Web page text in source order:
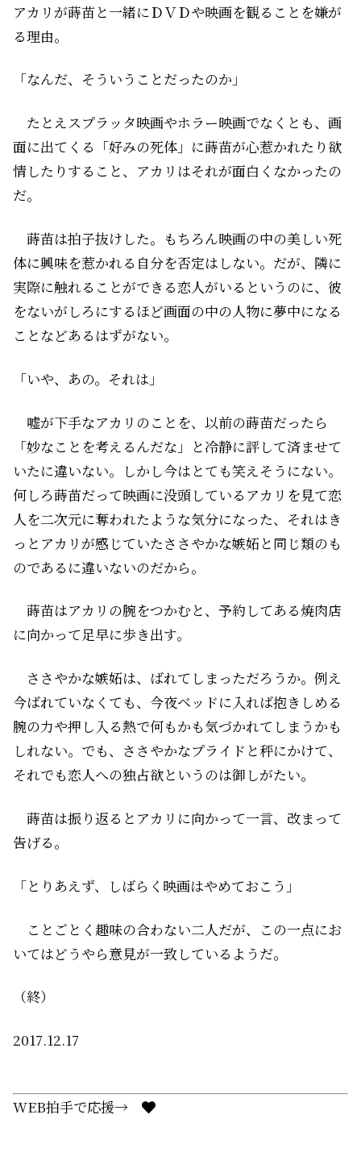
――アカリが蒔苗と一緒にＤＶＤや映画を観ることを嫌が
る理由。
「なんだ、そういうことだったのか」
たとえスプラッタ映画やホラー映画でなくとも、画
面に出てくる「好みの死体」に蒔苗が心惹かれたり欲
情したりすること、アカリはそれが面白くなかったの
だ。
蒔苗は拍子抜けした。もちろん映画の中の美しい死
体に興味を惹かれる自分を否定はしない。だが、隣に
実際に触れることができる恋人がいるというのに、彼
をないがしろにするほど画面の中の人物に夢中になる
ことなどあるはずがない。
「いや、あの。それは」
嘘が下手なアカリのことを、以前の蒔苗だったら
「妙なことを考えるんだな」と冷静に評して済ませて
いたに違いない。しかし今は――とても笑えそうにない。
何しろ蒔苗だって映画に没頭しているアカリを見て恋
人を二次元に奪われたような気分になった、それはき
っとアカリが感じていたささやかな嫉妬と同じ類のも
のであるに違いないのだから。
蒔苗はアカリの腕をつかむと、予約してある焼肉店
に向かって足早に歩き出す。
ささやかな嫉妬は、ばれてしまっただろうか。例え
今ばれていなくても、今夜ベッドに入れば抱きしめる
腕の力や押し入る熱で何もかも気づかれてしまうかも
しれない。でも、ささやかなプライドと秤にかけて、
それでも恋人への独占欲というのは御しがたい。
蒔苗は振り返るとアカリに向かって一言、改まって
告げる。
「とりあえず、しばらく映画はやめておこう」
ことごとく趣味の合わない二人だが、この一点にお
いてはどうやら意見が一致しているようだ。
（終）
2017.12.17
WEB拍手で応援→